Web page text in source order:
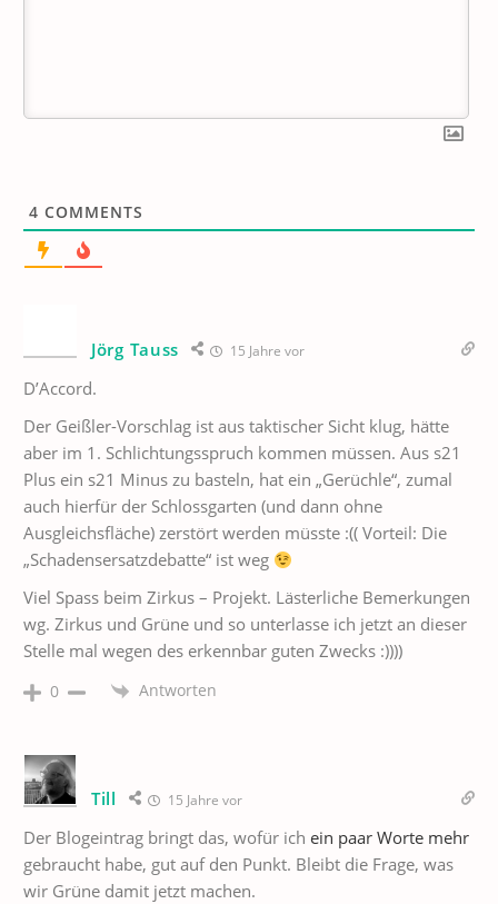
4 COMMENTS
Jörg Tauss 15 Jahre vor
D’Accord.
Der Geißler-Vorschlag ist aus taktischer Sicht klug, hätte
aber im 1. Schlichtungsspruch kommen müssen. Aus s21
Plus ein s21 Minus zu basteln, hat ein „Gerüchle“, zumal
auch hierfür der Schlossgarten (und dann ohne
Ausgleichsfläche) zerstört werden müsste :(( Vorteil: Die
„Schadensersatzdebatte“ ist weg
Viel Spass beim Zirkus – Projekt. Lästerliche Bemerkungen
wg. Zirkus und Grüne und so unterlasse ich jetzt an dieser
Stelle mal wegen des erkennbar guten Zwecks :))))
0 Antworten
Till 15 Jahre vor
Der Blogeintrag bringt das, wofür ich ein paar Worte mehr
gebraucht habe, gut auf den Punkt. Bleibt die Frage, was
wir Grüne damit jetzt machen.